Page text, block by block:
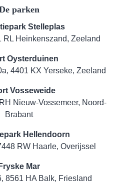
parken
Stelleplas
RL Heinkenszand, Zeeland
Oysterduinen
4401 KX Yerseke, Zeeland
Vosseweide
Nieuw-Vossemeer, Noord-
Brabant
Hellendoorn
RW Haarle, Overijssel
Fryske Mar
8561 HA Balk, Friesland